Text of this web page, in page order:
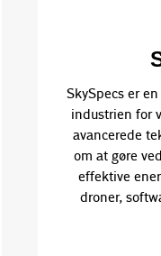
SkySpecs er
industrien for
avancerede
om at gøre
effektive
droner,